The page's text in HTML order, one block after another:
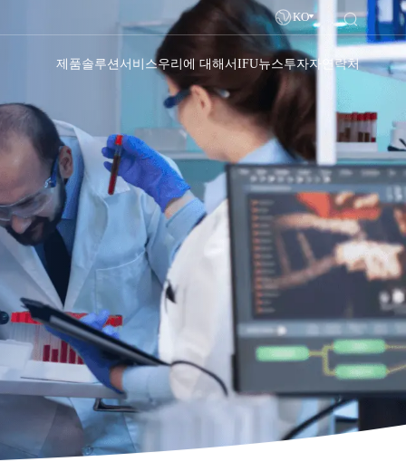
KO
제품솔루션 서비스우리에 대해서IFU뉴스투자자 연락처